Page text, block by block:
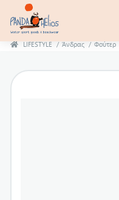
LIFESTYLE / Άνδρας / Φούτερ